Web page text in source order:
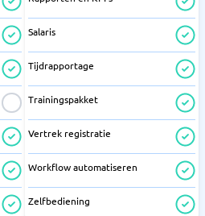
Salaris
Tijdrapportage
Trainingspakket
Vertrek registratie
Workflow automatiseren
Zelfbediening